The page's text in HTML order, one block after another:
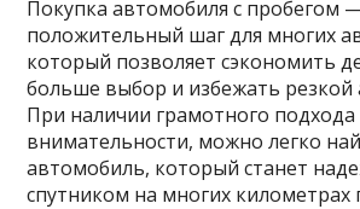
Покупка автомобиля с пробегом
положительный шаг для многих
который позволяет сэкономить
больше выбор и избежать резкой
При наличии грамотного подхода
внимательности, можно легко
автомобиль, который станет
спутником на многих километрах